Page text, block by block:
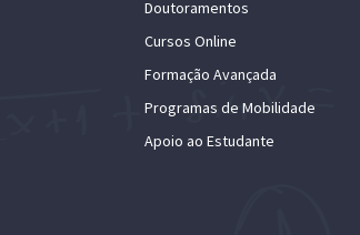
Doutoramentos
Cursos Online
Formação Avançada
Programas de Mobilidade
Apoio ao Estudante